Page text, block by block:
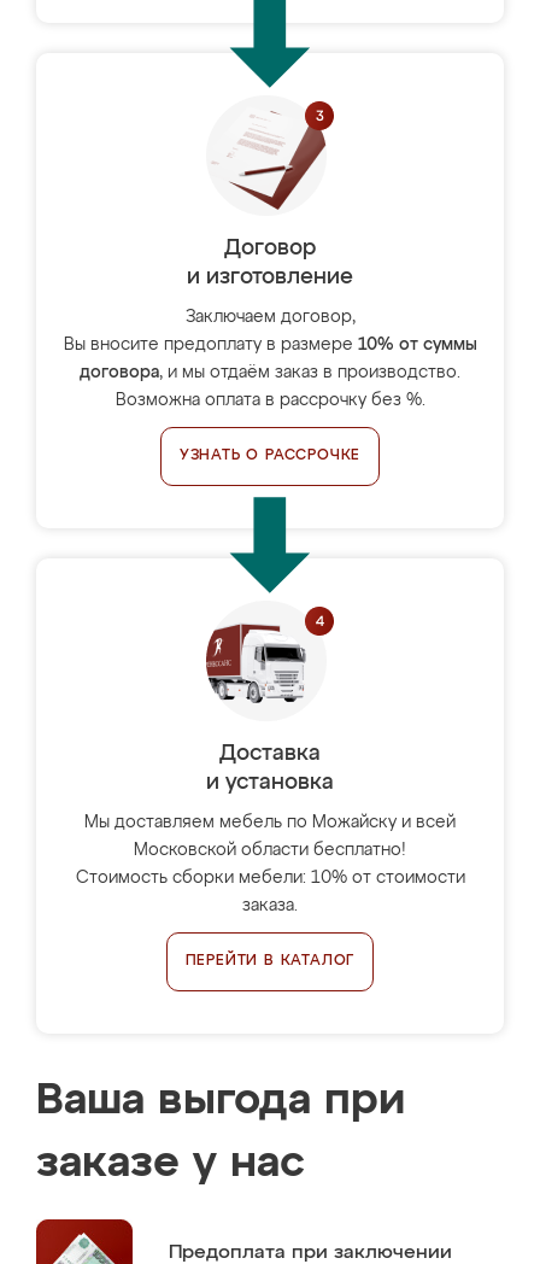
Договор
и изготовление
Заключаем договор,
Вы вносите предоплату в размере 10% от суммы
договора, и мы отдаём заказ в производство.
Возможна оплата в рассрочку без %.
УЗНАТЬ О РАССРОЧКЕ
Доставка
и установка
Мы доставляем мебель по Можайску и всей
Московской области бесплатно!
Стоимость сборки мебели: 10% от стоимости
заказа.
ПЕРЕЙТИ В КАТАЛОГ
Ваша выгода при
заказе у нас
Предоплата при заключении